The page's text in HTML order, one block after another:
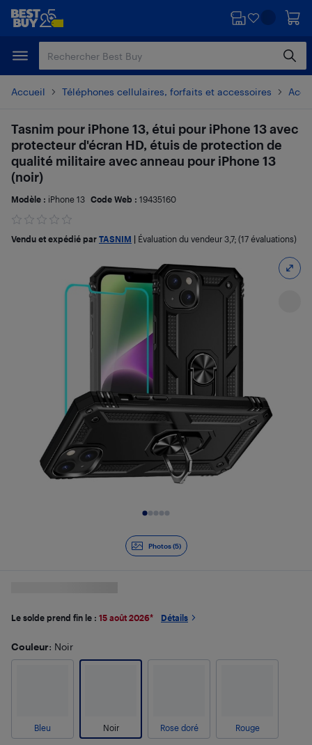
Passer
principal
Passer
Accueil Téléphones cellulaires, forfaits et accessoires
Photos (5)
Tasnim pour iPhone 13, étui pour iPhone 13 avec
protecteur d'écran HD, étuis de protection de
qualité militaire avec anneau pour iPhone 13
(noir)
Modèle : iPhone 13 Code Web : 19435160
Vendu et expédié par TASNIM Évaluation du vendeur 3,7; (17 évaluations)
Le solde prend fin le : 15 août 2026* Détails
Couleur: Noir
Bleu Noir Rose doré Rouge